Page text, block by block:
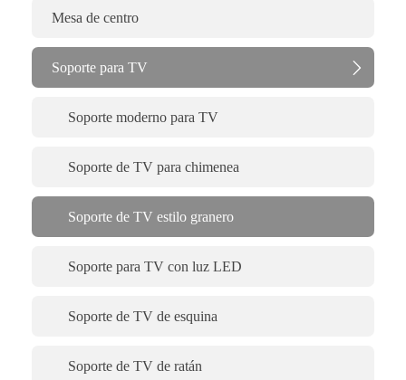
Mesa de centro
Soporte para TV 
Soporte moderno para TV
Soporte de TV para chimenea
Soporte de TV estilo granero
Soporte para TV con luz LED
Soporte de TV de esquina
Soporte de TV de ratán